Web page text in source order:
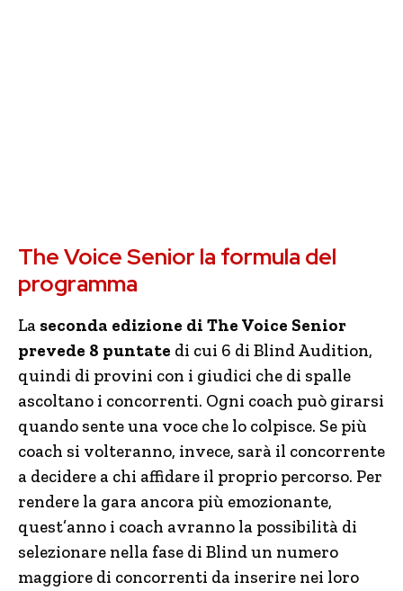
The Voice Senior la formula del
programma
La seconda edizione di The Voice Senior
prevede 8 puntate di cui 6 di Blind Audition,
quindi di provini con i giudici che di spalle
ascoltano i concorrenti. Ogni coach può girarsi
quando sente una voce che lo colpisce. Se più
coach si volteranno, invece, sarà il concorrente
a decidere a chi affidare il proprio percorso. Per
rendere la gara ancora più emozionante,
quest’anno i coach avranno la possibilità di
selezionare nella fase di Blind un numero
maggiore di concorrenti da inserire nei loro